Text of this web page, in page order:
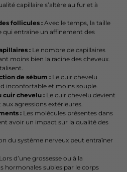
capillaire s’altère au fur et à
follicules :Avec le temps, la taille
qui entraîne un affinement des
: Le nombre de capillaires
moins bien la racine des cheveux.
de sébum : Le cuir chevelu
inconfortable et moins souple.
cuir chevelu : Le cuir chevelu devient
agressions extérieures.
: Les molécules présentes dans
avoir un impact sur la qualité des
du système nerveux peut entraîner
Lors d’une grossesse ou à la
hormonales subies par le corps